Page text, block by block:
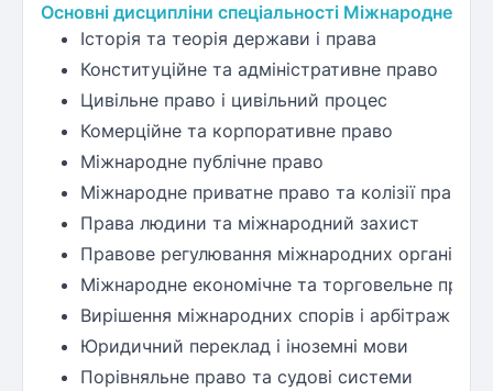
Основні дисципліни спеціальності Міжнародне
Історія та теорія держави і права
Конституційне та адміністративне право
Цивільне право і цивільний процес
Комерційне та корпоративне право
Міжнародне публічне право
Міжнародне приватне право та колізії прав
Права людини та міжнародний захист
Правове регулювання міжнародних
Міжнародне економічне та торговельне право
Вирішення міжнародних спорів і арбітраж
Юридичний переклад і іноземні мови
Порівняльне право та судові системи